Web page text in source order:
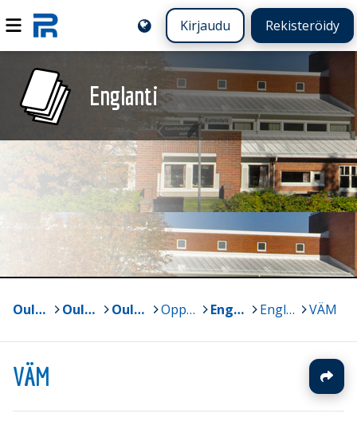
Kirjaudu Rekisteröidy
Englanti
Oulun yliopisto Oulun normaalikoulun lukio ja perusasteen vs. 7-9 Oulun normaalikoulun lukio Oppiaineet Englanti Englanti arkistoidut VÄM
VÄM